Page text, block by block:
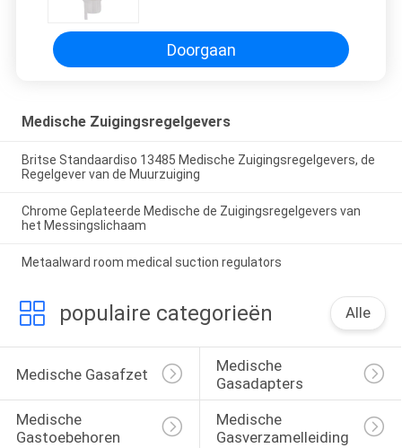
Doorgaan
Medische Zuigingsregelgevers
Britse Standaardiso 13485 Medische Zuigingsregelgevers, de
Regelgever van de Muurzuiging
Chrome Geplateerde Medische de Zuigingsregelgevers van
het Messingslichaam
Metaalward room medical suction regulators
populaire categorieën Alle
Medische Gasafzet
Medische
Gasadapters
Medische
Gastoebehoren
Medische
Gasverzamelleiding